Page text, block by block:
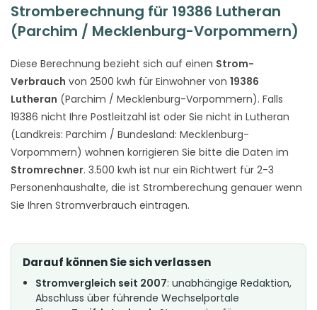
Stromberechnung für 19386 Lutheran
(Parchim / Mecklenburg-Vorpommern)
Diese Berechnung bezieht sich auf einen Strom-
Verbrauch von 2500 kwh für Einwohner von 19386
Lutheran (Parchim / Mecklenburg-Vorpommern). Falls
19386 nicht Ihre Postleitzahl ist oder Sie nicht in Lutheran
(Landkreis: Parchim / Bundesland: Mecklenburg-
Vorpommern) wohnen korrigieren Sie bitte die Daten im
Stromrechner. 3.500 kwh ist nur ein Richtwert für 2-3
Personenhaushalte, die ist Stromberechung genauer wenn
Sie Ihren Stromverbrauch eintragen.
Darauf können Sie sich verlassen
Stromvergleich seit 2007: unabhängige Redaktion,
Abschluss über führende Wechselportale